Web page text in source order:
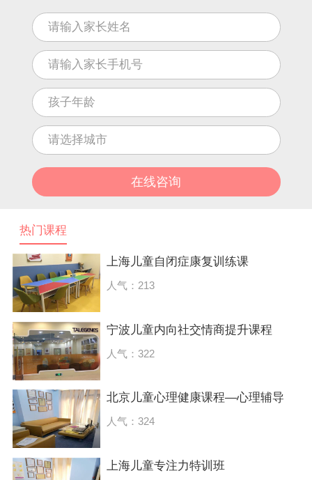
热门课程
上海儿童自闭症康复训练课
人气：213
宁波儿童内向社交情商提升课程
人气：322
北京儿童心理健康课程—心理辅导
人气：324
上海儿童专注力特训班